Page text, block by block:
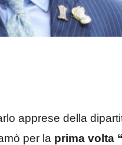
apprese della
per la prima volta